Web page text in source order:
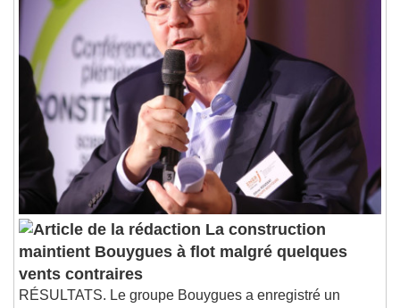
La construction
maintient Bouygues à flot malgré quelques
vents contraires